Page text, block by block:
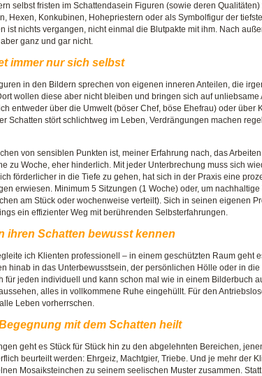
selbst fristen im Schattendasein Figuren (sowie deren
Hexen, Konkubinen, Hohepriestern oder als Symbolfigur der
ist nichts vergangen, nicht einmal die Blutpakte mit ihm. Nach
ganz und gar nicht.
immer nur sich selbst
in den Bildern sprechen von eigenen inneren Anteilen, die
wollen diese aber nicht bleiben und bringen sich auf unliebsame
entweder über die Umwelt (böser Chef, böse Ehefrau) oder über
Schatten stört schlichtweg im Leben, Verdrängungen machen
von sensiblen Punkten ist, meiner Erfahrung nach, das
zu Woche, eher hinderlich. Mit jeder Unterbrechung muss sich
förderlicher in die Tiefe zu gehen, hat sich in der Praxis eine
erwiesen. Minimum 5 Sitzungen (1 Woche) oder, um
am Stück oder wochenweise verteilt). Sich in seinen eigenen
ein effizienter Weg mit berührenden Selbsterfahrungen.
ihren Schatten bewusst kennen
ich Klienten professionell – in einem geschützten Raum geht
hinab in das Unterbewusstsein, der persönlichen Hölle oder in
für jeden individuell und kann schon mal wie in einem Bilderbuch
alles in vollkommene Ruhe eingehüllt. Für den
Leben vorherrschen.
mit dem Schatten heilt
geht es Stück für Stück hin zu den abgelehnten Bereichen,
beurteilt werden: Ehrgeiz, Machtgier, Triebe. Und je mehr der
Mosaiksteinchen zu seinem seelischen Muster zusammen.